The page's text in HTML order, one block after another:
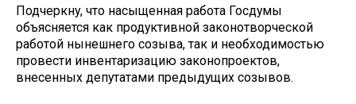
Подчеркну, что насыщенная работа Госдумы
объясняется как продуктивной законотворческой
работой нынешнего созыва, так и необходимостью
провести инвентаризацию законопроектов,
внесенных депутатами предыдущих созывов.